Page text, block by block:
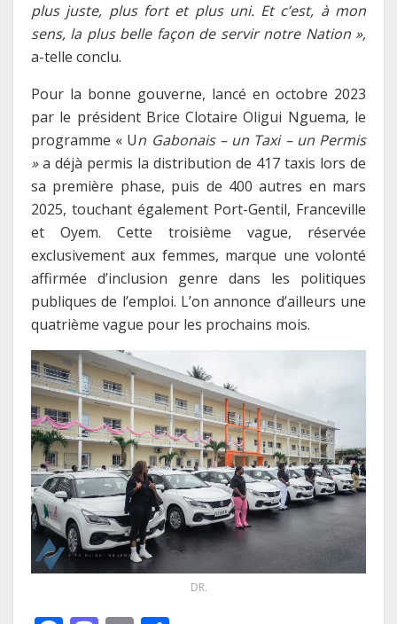
plus juste, plus fort et plus uni. Et c’est, à mon
sens, la plus belle façon de servir notre Nation »,
a-telle conclu.
Pour la bonne gouverne, lancé en octobre 2023
par le président Brice Clotaire Oligui Nguema, le
programme « Un Gabonais – un Taxi – un Permis
» a déjà permis la distribution de 417 taxis lors de
sa première phase, puis de 400 autres en mars
2025, touchant également Port-Gentil, Franceville
et Oyem. Cette troisième vague, réservée
exclusivement aux femmes, marque une volonté
affirmée d’inclusion genre dans les politiques
publiques de l’emploi. L’on annonce d’ailleurs une
quatrième vague pour les prochains mois.
DR.